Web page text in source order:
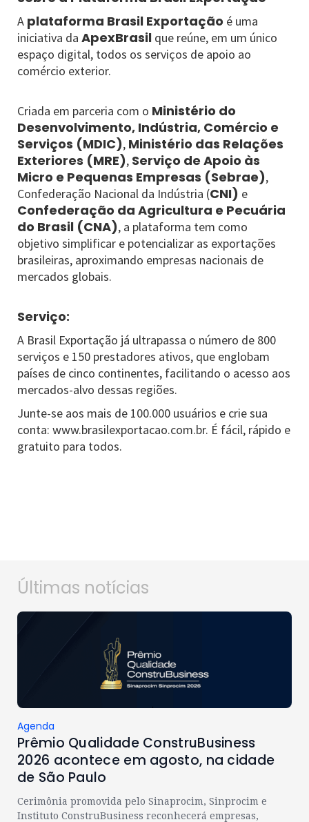
A plataforma Brasil Exportação é uma
iniciativa da ApexBrasil que reúne, em um único
espaço digital, todos os serviços de apoio ao
comércio exterior.
Criada em parceria com o Ministério do
Desenvolvimento, Indústria, Comércio e
Serviços (MDIC), Ministério das Relações
Exteriores (MRE), Serviço de Apoio às
Micro e Pequenas Empresas (Sebrae),
Confederação Nacional da Indústria (CNI) e
Confederação da Agricultura e Pecuária
do Brasil (CNA), a plataforma tem como
objetivo simplificar e potencializar as exportações
brasileiras, aproximando empresas nacionais de
mercados globais.
Serviço:
A Brasil Exportação já ultrapassa o número de 800
serviços e 150 prestadores ativos, que englobam
países de cinco continentes, facilitando o acesso aos
mercados-alvo dessas regiões.
Junte-se aos mais de 100.000 usuários e crie sua
conta: www.brasilexportacao.com.br. É fácil, rápido e
gratuito para todos.
Últimas notícias
Agenda
Prêmio Qualidade ConstruBusiness
2026 acontece em agosto, na cidade
de São Paulo
Cerimônia promovida pelo Sinaprocim, Sinprocim e
Instituto ConstruBusiness reconhecerá empresas,